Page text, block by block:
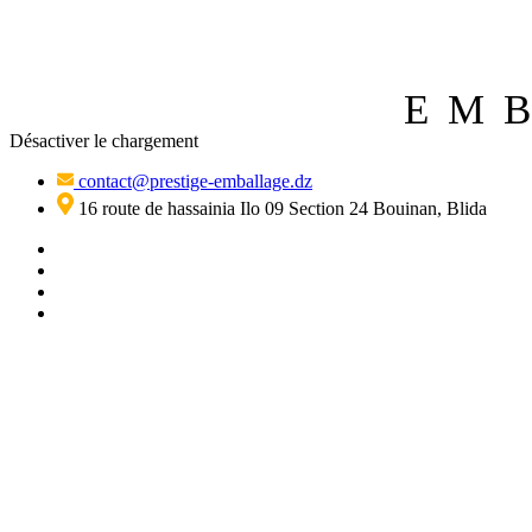
E M B
Désactiver le chargement
contact@prestige-emballage.dz
16 route de hassainia Ilo 09 Section 24 Bouinan, Blida